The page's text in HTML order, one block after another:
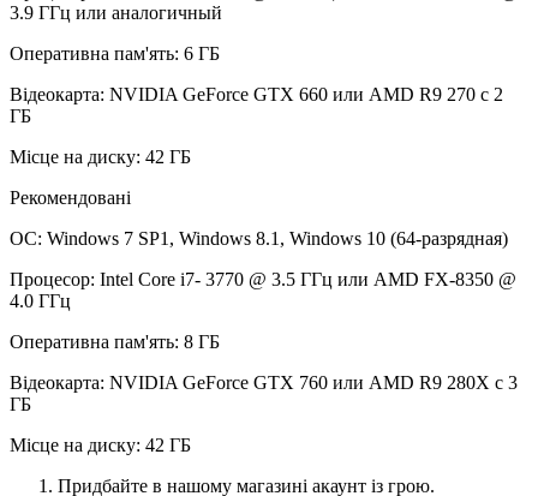
3.9 ГГц или аналогичный
Оперативна пам'ять: 6 ГБ
Відеокарта: NVIDIA GeForce GTX 660 или AMD R9 270 с 2
ГБ
Місце на диску: 42 ГБ
Рекомендовані
ОС: Windows 7 SP1, Windows 8.1, Windows 10 (64-разрядная)
Процесор: Intel Core i7- 3770 @ 3.5 ГГц или AMD FX-8350 @
4.0 ГГц
Оперативна пам'ять: 8 ГБ
Відеокарта: NVIDIA GeForce GTX 760 или AMD R9 280X с 3
ГБ
Місце на диску: 42 ГБ
Придбайте в нашому магазині акаунт із грою.